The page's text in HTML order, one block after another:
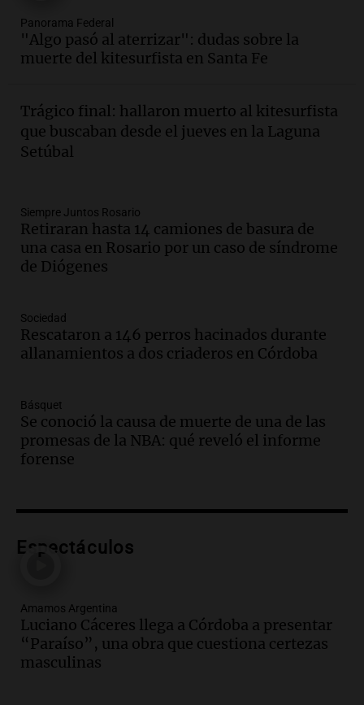
edificios y proyecta una casa del
estudiante con 48 municipios
involucrados
Episodios
Audio.1° gol de Rosario Central a
Aldosivi (Zalazar en contra) - relato
Gato Greco
Audio.Recomendaciones de vino
bonarda para disfrutar el fin de semana
en Mendoza
Panorama Federal
Audio.
en la Sociedad Rural de Bulaya con
actividades para toda la familia
Audio.
edificios y una casa del estudiante para
jóvenes de la región
Panorama Federal
Audio.Preparativos finales para la gran
Bulaya este sábado
Audio.Denuncias por represión en el
Congreso y evacuación por derrame de
oxígeno en Montecastro
Panorama Federal
Panorama Federal
"Algo pasó al aterrizar": dudas sobre la
muerte del kitesurfista en Santa Fe
Trágico final: hallaron muerto al kitesurfista
que buscaban desde el jueves en la Laguna
Setúbal
Siempre Juntos Rosario
Retiraran hasta 14 camiones de basura de
una casa en Rosario por un caso de síndrome
de Diógenes
Sociedad
Rescataron a 146 perros hacinados durante
allanamientos a dos criaderos en Córdoba
Básquet
Se conoció la causa de muerte de una de las
promesas de la NBA: qué reveló el informe
forense
Espectáculos
Amamos Argentina
Luciano Cáceres llega a Córdoba a presentar
“Paraíso”, una obra que cuestiona certezas
masculinas